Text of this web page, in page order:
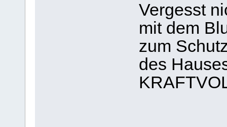
Vergesst
mit dem
zum
des